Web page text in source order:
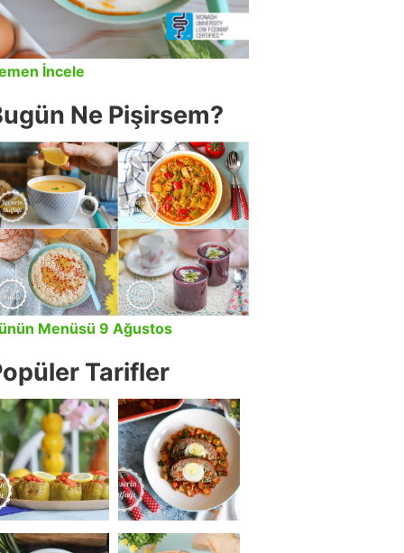
İncele
Ne Pişirsem?
Menüsü 9 Ağustos
Tarifler